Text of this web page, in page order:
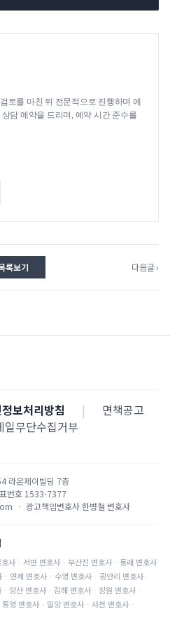
토를 마친 뒤 전문적으로 진행하며 예
담 예약을 드리며, 예약 시간 준수를
록보기 다음글 ›
보처리방침 |
면책공고
일무단수집거부
라온제이빌딩 7층
번호 1533-7377
· 광고책임변호사한병철 변호사
호사 · 서면 변호사 · 부산진 변호사 · 동래 변호사
· 연제 변호사 · 수영 변호사 · 광안리 변호사 ·
· 양산 변호사 · 김해 변호사 · 창원 변호사 ·
통영 변호사 · 밀양 변호사 · 사천 변호사 ·